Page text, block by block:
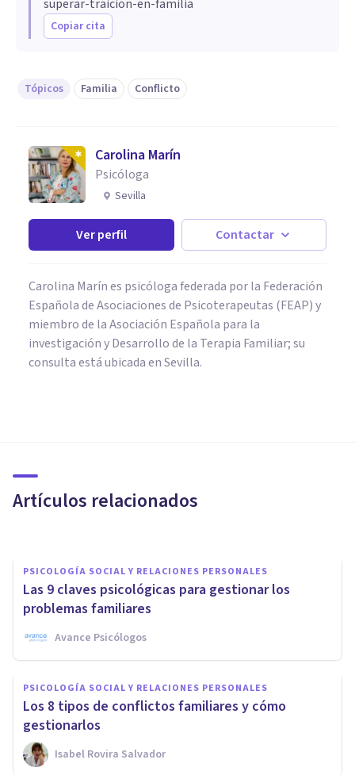
superar-traicion-en-familia
Copiar cita
Tópicos Familia Conflicto
Carolina Marín
Psicóloga
Sevilla
Ver perfil Contactar
Carolina Marín es psicóloga federada por la Federación
Española de Asociaciones de Psicoterapeutas (FEAP) y
miembro de la Asociación Española para la
investigación y Desarrollo de la Terapia Familiar; su
consulta está ubicada en Sevilla.
Artículos relacionados
conflicto con eficacia
PSICOLOGÍA SOCIAL Y RELACIONES PERSONALES
Las 9 claves psicológicas para gestionar los
problemas familiares
Avance Psicólogos
PSICOLOGÍA SOCIAL Y RELACIONES PERSONALES
Los 8 tipos de conflictos familiares y cómo
gestionarlos
Isabel Rovira Salvador
¿Cómo favorecer las buenas
relaciones familiares?
Mariva Psicólogos